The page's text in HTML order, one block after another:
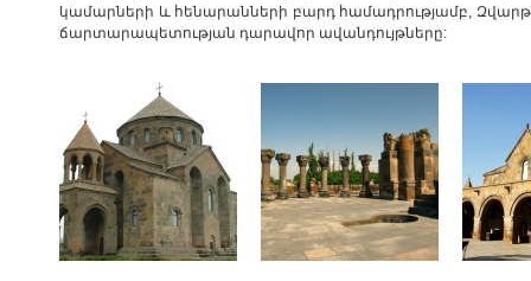
կամարների և հենարանների բարդ համադրությամբ,
ճարտարապետության դարավոր ավանդույթները: